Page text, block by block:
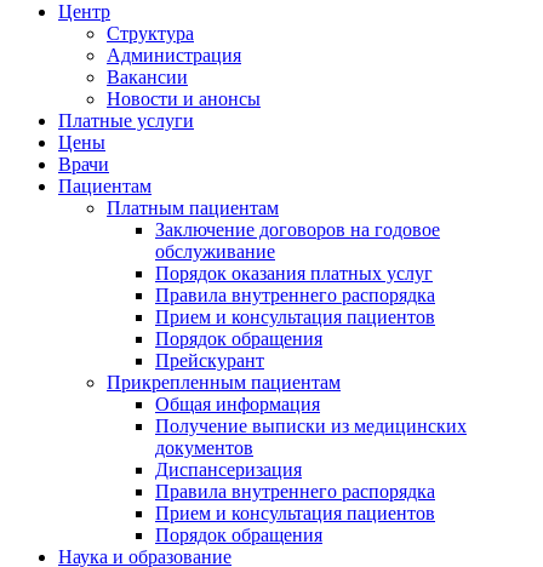
Центр
Структура
Администрация
Вакансии
Новости и анонсы
Платные услуги
Цены
Врачи
Пациентам
Платным пациентам
Заключение договоров на годовое
обслуживание
Порядок оказания платных услуг
Правила внутреннего распорядка
Прием и консультация пациентов
Порядок обращения
Прейскурант
Прикрепленным пациентам
Общая информация
Получение выписки из медицинских
документов
Диспансеризация
Правила внутреннего распорядка
Прием и консультация пациентов
Порядок обращения
Наука и образование